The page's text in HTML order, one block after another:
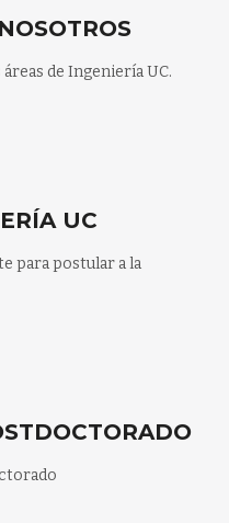
de Ingeniería UC.
UC
para postular a la